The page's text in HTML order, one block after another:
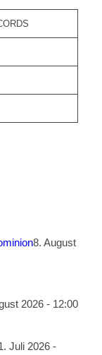
8. August
2026 - 12:00
Juli 2026 -